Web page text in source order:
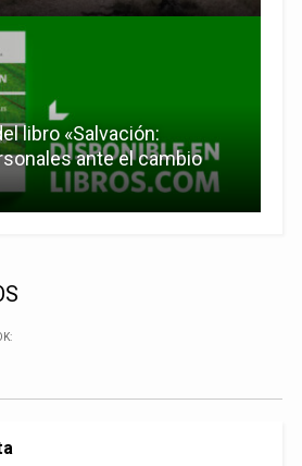
libro «Salvación:
ante el cambio